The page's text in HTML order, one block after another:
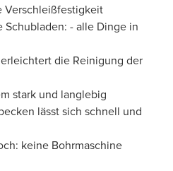
Verschleißfestigkeit
- alle Dinge in
die Reinigung der
stark und langlebig
lässt sich schnell und
keine Bohrmaschine